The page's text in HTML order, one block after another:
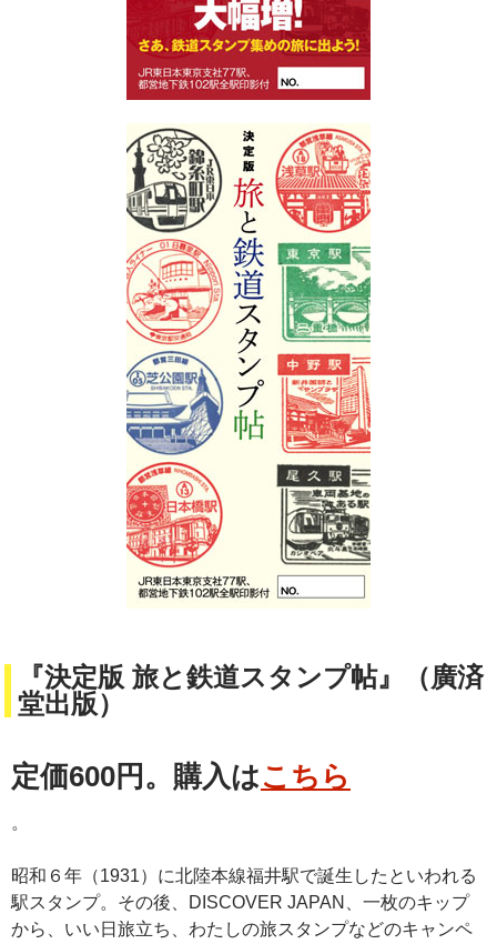
『決定版 旅と鉄道スタンプ帖』（廣済
堂出版）
定価600円。購入はこちら
。
昭和６年（1931）に北陸本線福井駅で誕生したといわれる
駅スタンプ。その後、DISCOVER JAPAN、一枚のキップ
から、いい日旅立ち、わたしの旅スタンプなどのキャンペ